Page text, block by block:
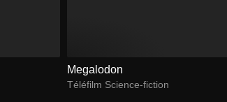
Megalodon
Téléfilm Science-fiction